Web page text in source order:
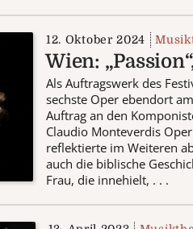
12. Oktober 2024
Wien:
Als Auftragswerk des
sechste Oper ebendort
Auftrag an den
Claudio Monteverdis
reflektierte im Weiteren
auch die biblische
Frau, die innehielt, . . .